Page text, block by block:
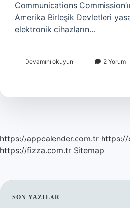
Communications
Amerika Birleşik Devletleri
elektronik cihazların…
Devamını okuyun
Sertifikası
2 Yorum
https://appcalender.com.tr https://
https://fizza.com.tr Sitemap
SIDEBAR
SON YAZILAR